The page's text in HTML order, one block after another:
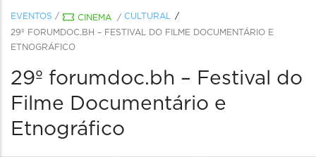
EVENTOS / CINEMA / CULTURAL
29º FORUMDOC.BH – FESTIVAL DO FILME DOCUMENTÁRIO E
ETNOGRÁFICO
29º forumdoc.bh – Festival do
Filme Documentário e
Etnográfico